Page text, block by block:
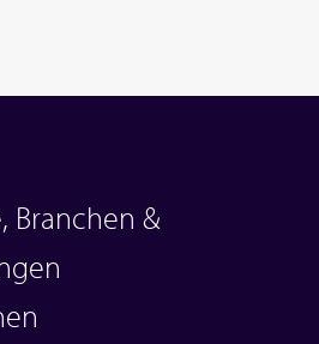
Branchen &